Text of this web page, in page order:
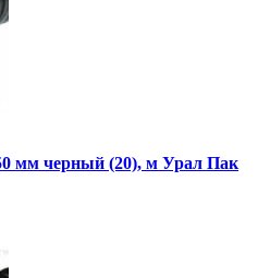
мм черный (20), м Урал Пак